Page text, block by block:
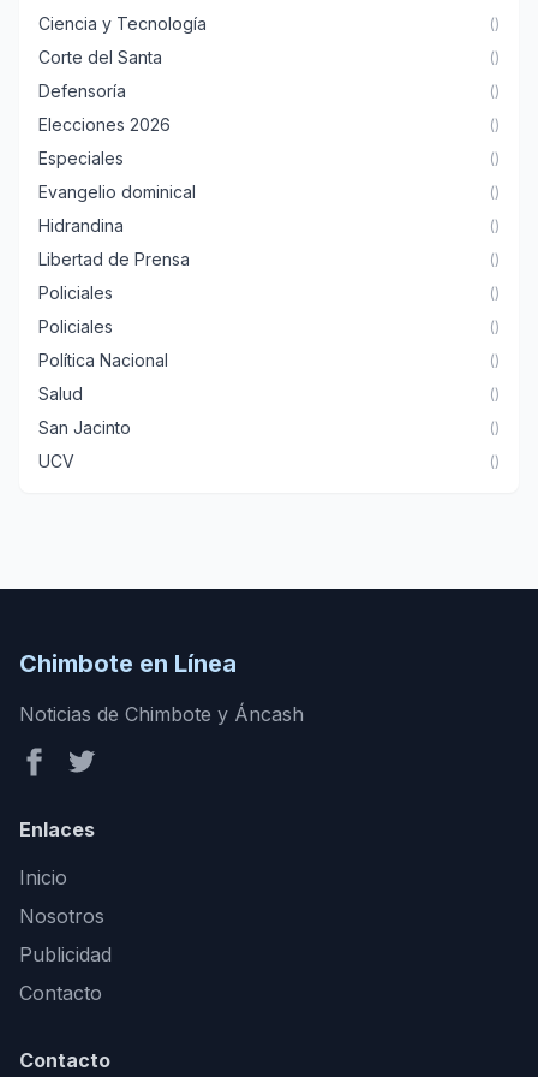
Ciencia y Tecnología
()
Corte del Santa ()
Defensoría ()
Elecciones 2026 ()
Especiales ()
Evangelio dominical ()
Hidrandina ()
Libertad de Prensa ()
Policiales ()
Policiales ()
Política Nacional ()
Salud ()
San Jacinto ()
UCV ()
Chimbote en Línea
Noticias de Chimbote y Áncash
Enlaces
Inicio
Nosotros
Publicidad
Contacto
Contacto